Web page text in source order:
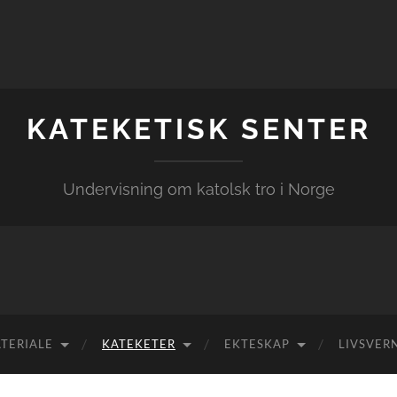
KATEKETISK SENTER
Undervisning om katolsk tro i Norge
KATEKETER EKTESKAP